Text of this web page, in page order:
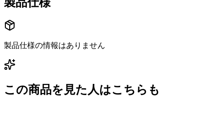
製品仕様の情報はありません
この商品を見た人はこちらも